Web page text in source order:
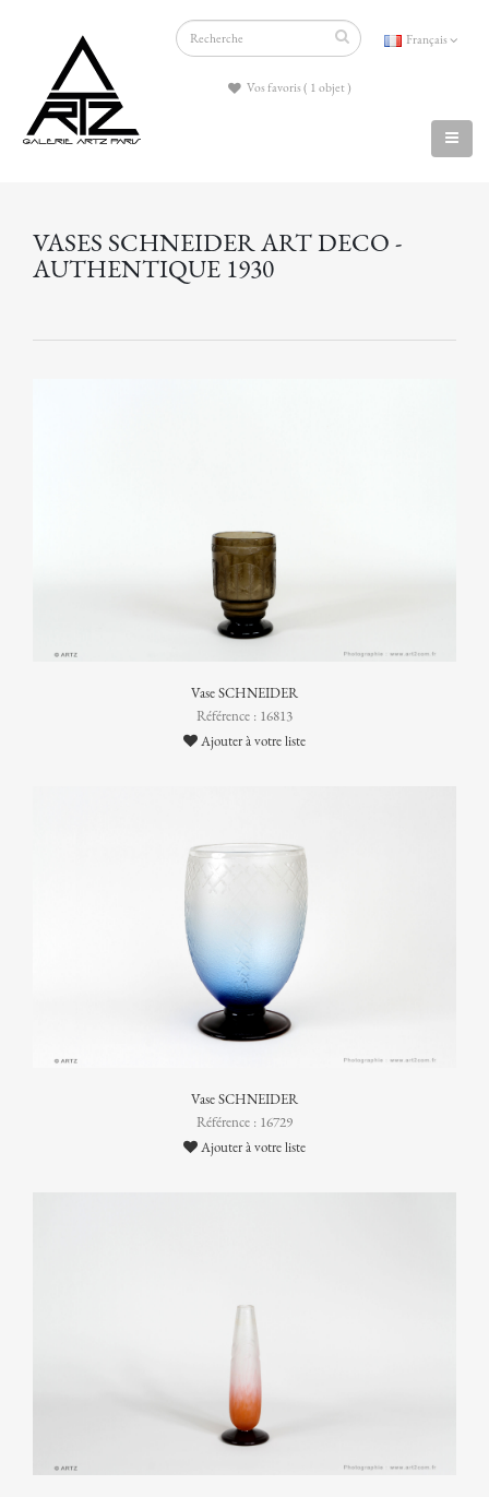
Français
Vos favoris ( 1 objet )
VASES SCHNEIDER ART DECO -
AUTHENTIQUE 1930
Vase SCHNEIDER
Référence : 16813
Ajouter à votre liste
Vase SCHNEIDER
Référence : 16729
Ajouter à votre liste